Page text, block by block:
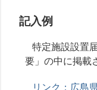
記入例
特定施設設置
要」の中に掲載
リンク：広島